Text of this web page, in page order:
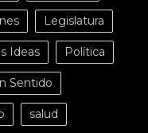
Legislatura
Ideas Política
Sentido
salud